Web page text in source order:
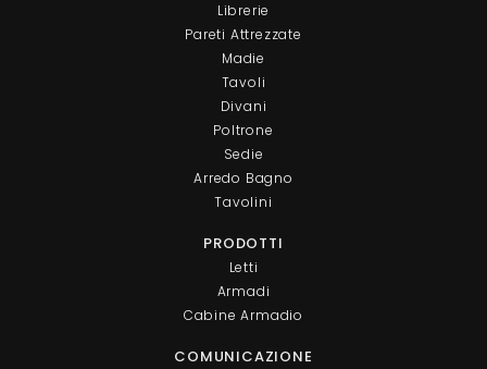
Librerie
Pareti Attrezzate
Madie
Tavoli
Divani
Poltrone
Sedie
Arredo Bagno
Tavolini
PRODOTTI
Letti
Armadi
Cabine Armadio
COMUNICAZIONE